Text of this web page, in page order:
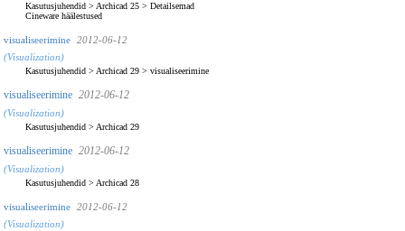
Kasutusjuhendid > Archicad 25 > Detailsemad
Cineware häälestused
visualiseerimine
2012-06-12
(Visualization)
Kasutusjuhendid > Archicad 29 > visualiseerimine
visualiseerimine 2012-06-12
(Visualization)
Kasutusjuhendid > Archicad 29
visualiseerimine 2012-06-12
(Visualization)
Kasutusjuhendid > Archicad 28
visualiseerimine
2012-06-12
(Visualization)